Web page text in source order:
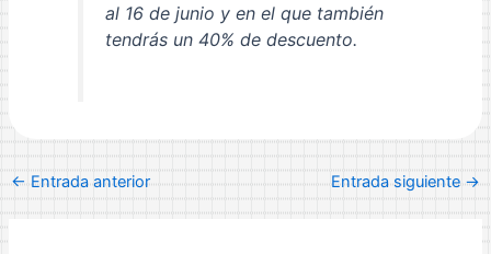
al 16 de junio y en el que también
tendrás un 40% de descuento.
←Entrada anterior Entrada siguiente→